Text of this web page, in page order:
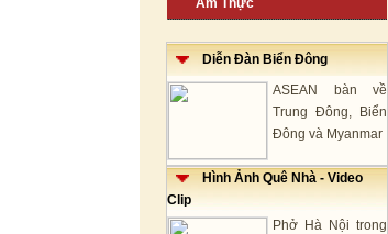
Ẩm Thực
Diễn Đàn Biển Đông
ASEAN bàn về
Trung Đông, Biển
Đông và Myanmar
Hình Ảnh Quê Nhà - Video
Clip
Phở Hà Nội trong